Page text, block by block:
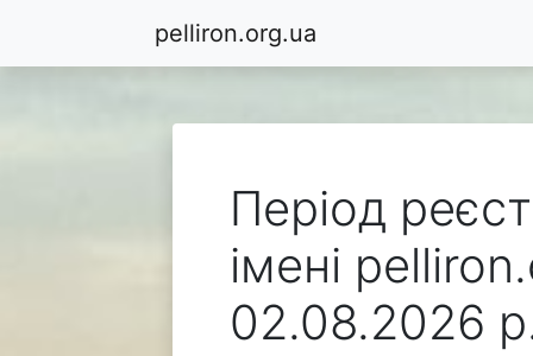
pelliron.org.ua
Період
імені
02.08.2026